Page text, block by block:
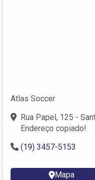
Atlas Soccer
Rua Papel, 125 -
Endereço copiado!
(19) 3457-5153
Mapa